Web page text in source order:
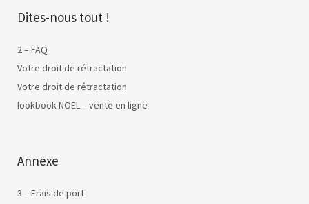
Dites-nous tout !
2 – FAQ
Votre droit de rétractation
Votre droit de rétractation
lookbook NOEL – vente en ligne
Annexe
3 – Frais de port